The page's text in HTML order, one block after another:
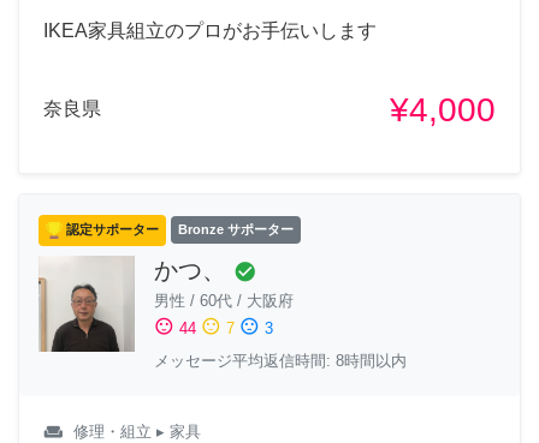
IKEA家具組立のプロがお手伝いします
奈良県 ¥4,000
認定サポーター Bronze サポーター
かつ、 check_circle
男性 / 60代 / 大阪府
sentiment_satisfied 44 sentiment_neutral 7 sentiment_dissatisfied 3
メッセージ平均返信時間: 8時間以内
weekend 修理・組立 ▸ 家具